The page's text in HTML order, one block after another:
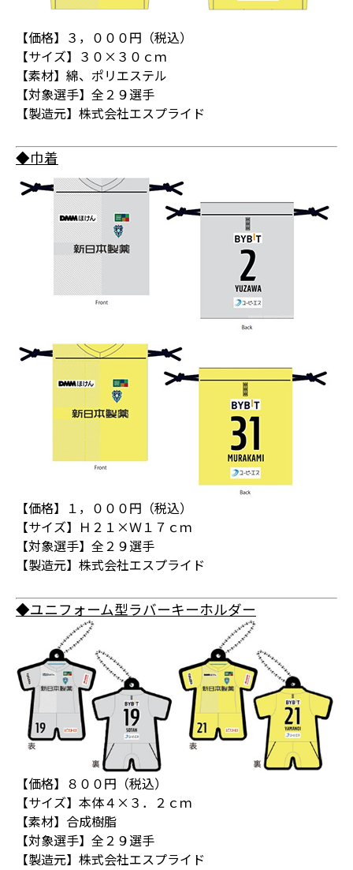
【価格】３，０００円（税込）
【サイズ】３０×３０ｃｍ
【素材】綿、ポリエステル
【対象選手】全２９選手
【製造元】株式会社エスプライド
◆巾着
【価格】１，０００円（税込）
【サイズ】Ｈ２１×Ｗ１７ｃｍ
【対象選手】全２９選手
【製造元】株式会社エスプライド
◆ユニフォーム型ラバーキーホルダー
【価格】８００円（税込）
【サイズ】本体４×３．２ｃｍ
【素材】合成樹脂
【対象選手】全２９選手
【製造元】株式会社エスプライド